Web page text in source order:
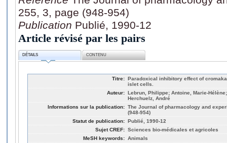
255, 3, page (948-954)
Publication Publié, 1990-12
Article révisé par les pairs
DÉTAILS CONTENU
Titre: Paradoxical inhibitory effect of
islet cells.
Auteur: Lebrun, Philippe; Antoine, Marie-
Herchuelz, André
Informations sur la publication: The Journal of pharmacology and
(948-954)
Statut de publication: Publié, 1990-12
Sujet CREF: Sciences bio-médicales et agricoles
MeSH keywords: Animals